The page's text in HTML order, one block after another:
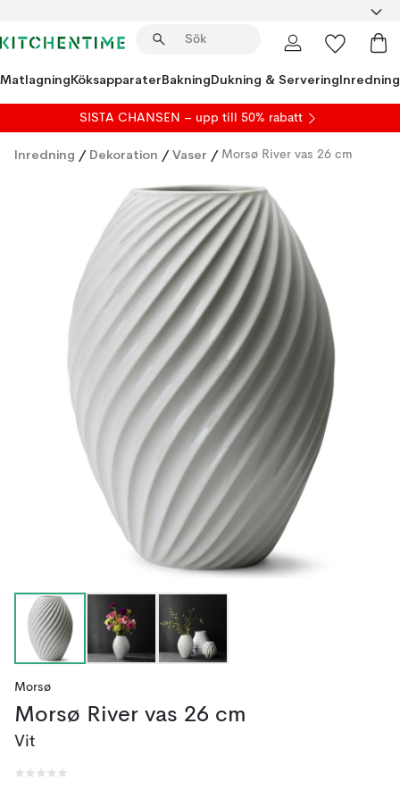
MatlagningKöksapparaterBakningDukning & ServeringInredning
SISTA CHANSEN – upp till 50% rabatt
Inredning / Dekoration / Vaser / Morsø River vas 26 cm
Morsø
Morsø River vas 26 cm
Vit